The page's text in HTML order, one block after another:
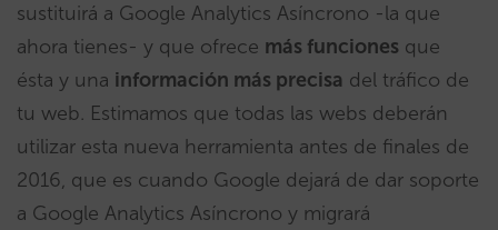
sustituirá a Google Analytics Asíncrono -la que
ahora tienes- y que ofrece más funciones que
ésta y una información más precisa del tráfico de
tu web. Estimamos que todas las webs deberán
utilizar esta nueva herramienta antes de finales de
2016, que es cuando Google dejará de dar soporte
a Google Analytics Asíncrono y migrará